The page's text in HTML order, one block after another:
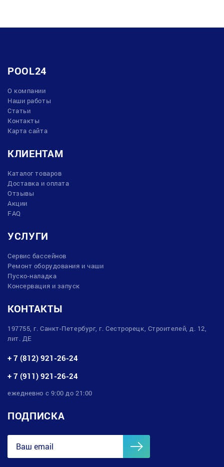
POOL24
О компании
Наши работы
Статьи
Контакты
Карта сайта
КЛИЕНТАМ
Каталог товаров
Доставка и оплата
Отзывы
Акции
FAQ
УСЛУГИ
Сервис бассейнов
Ремонт оборудования и чаши
Пуско-наладка
Консервация и запуск
КОНТАКТЫ
197755, г. Санкт-Петербург, г. Сестрорецк, Строителей, д. 12,
лит. ДЕ
+ 7 (812) 921-26-24
+ 7 (911) 921-26-24
ежедневно с 9:00 до 21:00
ПОДПИСКА